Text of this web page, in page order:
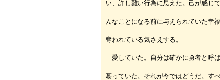
い、許し難い行為に思えた。己が感じ
んなことになる前に与えられていた幸
奪われている気さえする。
愛していた。自分は確かに勇者と呼
慕っていた。それが今ではどうだ。す